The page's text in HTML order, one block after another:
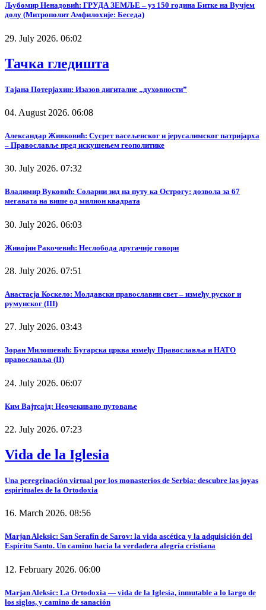
Љубомир Ненадовић: ГРУДА ЗЕМЉЕ – уз 150 година Битке на Вучјем
долу (Митрополит Амфилохије: Беседа)
29. July 2026. 06:02
Тачка гледишта
Тајана Потерјахин: Изазов дигиталне „духовности”
04. August 2026. 06:08
Александар Живковић: Сусрет васељенског и јерусалимског патријарха
– Православље пред искушењем геополитике
30. July 2026. 07:32
Владимир Вуковић: Соларни зид на путу ка Острогу: дозвола за 67
мегавата на више од милион квадрата
30. July 2026. 06:03
Живојин Ракочевић: Неслобода другачије говори
28. July 2026. 07:51
Анастасја Коскело: Молдавски православни свет – између руског и
румунског (III)
27. July 2026. 03:43
Зоран Милошевић: Бугарска црква између Православља и НАТО
православља (II)
24. July 2026. 06:07
Ким Вајтсајд: Неочекивано путовање
22. July 2026. 07:23
Vida de la Iglesia
Una peregrinación virtual por los monasterios de Serbia: descubre las joyas
espirituales de la Ortodoxia
16. March 2026. 08:56
Marjan Aleksic: San Serafín de Sarov: la vida ascética y la adquisición del
Espíritu Santo. Un camino hacia la verdadera alegría cristiana
12. February 2026. 06:00
Marjan Aleksic: La Ortodoxia — vida de la Iglesia, inmutable a lo largo de
los siglos, y camino de sanación